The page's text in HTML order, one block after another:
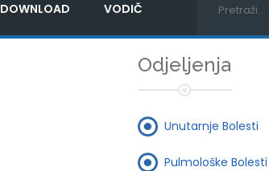
DOWNLOAD VODIČ
Odjeljenja
Unutarnje Bolesti
Pulmološke Bolesti